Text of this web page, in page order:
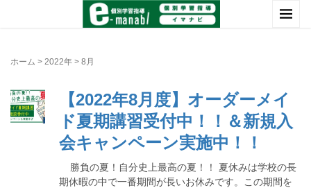
ホーム > 2022年 > 8月
【2022年8月度】オーダーメイ
ド夏期講習受付中！！＆新規入
会キャンペーン実施中！！
勝負の夏！自分史上最高の夏！！ 夏休みは学校の長
期休暇の中で一番期間が長いお休みです。この期間を